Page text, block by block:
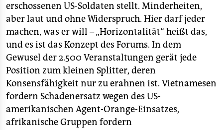
erschossenen US-Soldaten stellt. Minderheiten,
aber laut und ohne Widerspruch. Hier darf jeder
machen, was er will – „Horizontalität“ heißt das,
und es ist das Konzept des Forums. In dem
Gewusel der 2.500 Veranstaltungen gerät jede
Position zum kleinen Splitter, deren
Konsensfähigkeit nur zu erahnen ist. Vietnamesen
fordern Schadenersatz wegen des US-
amerikanischen Agent-Orange-Einsatzes,
afrikanische Gruppen fordern